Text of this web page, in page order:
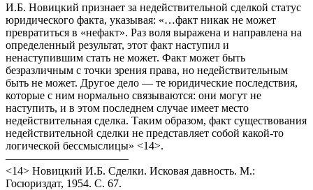
И.Б. Новицкий признает за недействительной сделкой статус
юридического факта, указывая: «…факт никак не может
превратиться в «нефакт». Раз воля выражена и направлена на
определенный результат, этот факт наступил и
ненаступившим стать не может. Факт может быть
безразличным с точки зрения права, но недействительным
быть не может. Другое дело — те юридические последствия,
которые с ним нормально связываются: они могут не
наступить, и в этом последнем случае имеет место
недействительная сделка. Таким образом, факт существования
недействительной сделки не представляет собой какой-то
логической бессмыслицы» <14>.
———————————
<14> Новицкий И.Б. Сделки. Исковая давность. М.:
Госюриздат, 1954. С. 67.